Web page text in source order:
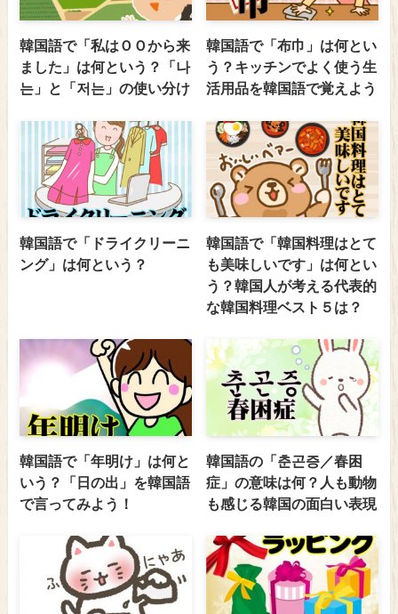
韓国語で「私はＯＯから来
ました」は何という？「나
는」と「저는」の使い分け
韓国語で「布巾」は何とい
う？キッチンでよく使う生
活用品を韓国語で覚えよう
韓国語で「ドライクリーニ
ング」は何という？
韓国語で「韓国料理はとて
も美味しいです」は何とい
う？韓国人が考える代表的
な韓国料理ベスト５は？
韓国語で「年明け」は何と
いう？「日の出」を韓国語
で言ってみよう！
韓国語の「춘곤증／春困
症」の意味は何？人も動物
も感じる韓国の面白い表現